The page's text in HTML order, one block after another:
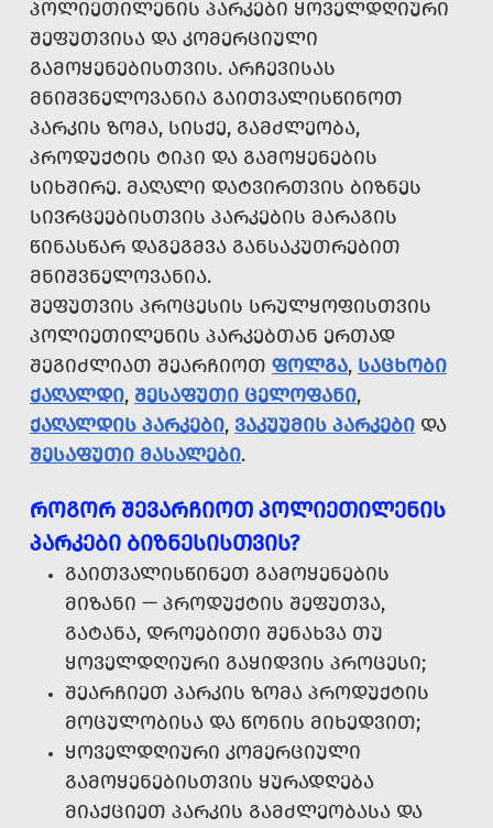
ᲞᲝᲚᲘᲔᲗᲘᲚᲔᲜᲘᲡ ᲞᲐᲠᲙᲔᲑᲘ ᲧᲝᲕᲔᲚᲓᲦᲘᲣᲠᲘ
ᲨᲔᲤᲣᲗᲕᲘᲡᲐ ᲓᲐ ᲙᲝᲛᲔᲠᲪᲘᲣᲚᲘ
ᲒᲐᲛᲝᲧᲔᲜᲔᲑᲘᲡᲗᲕᲘᲡ. ᲐᲠᲩᲔᲕᲘᲡᲐᲡ
ᲛᲜᲘᲨᲕᲜᲔᲚᲝᲕᲐᲜᲘᲐ ᲒᲐᲘᲗᲕᲐᲚᲘᲡᲬᲘᲜᲝᲗ
ᲞᲐᲠᲙᲘᲡ ᲖᲝᲛᲐ, ᲡᲘᲡᲥᲔ, ᲒᲐᲛᲫᲚᲔᲝᲑᲐ,
ᲞᲠᲝᲓᲣᲥᲢᲘᲡ ᲢᲘᲞᲘ ᲓᲐ ᲒᲐᲛᲝᲧᲔᲜᲔᲑᲘᲡ
ᲡᲘᲮᲨᲘᲠᲔ. ᲛᲐᲦᲐᲚᲘ ᲓᲐᲢᲕᲘᲠᲗᲕᲘᲡ ᲑᲘᲖᲜᲔᲡ
ᲡᲘᲕᲠᲪᲔᲔᲑᲘᲡᲗᲕᲘᲡ ᲞᲐᲠᲙᲔᲑᲘᲡ ᲛᲐᲠᲐᲒᲘᲡ
ᲬᲘᲜᲐᲡᲬᲐᲠ ᲓᲐᲒᲔᲒᲛᲕᲐ ᲒᲐᲜᲡᲐᲙᲣᲗᲠᲔᲑᲘᲗ
ᲛᲜᲘᲨᲕᲜᲔᲚᲝᲕᲐᲜᲘᲐ.
ᲨᲔᲤᲣᲗᲕᲘᲡ ᲞᲠᲝᲪᲔᲡᲘᲡ ᲡᲠᲣᲚᲧᲝᲤᲘᲡᲗᲕᲘᲡ
ᲞᲝᲚᲘᲔᲗᲘᲚᲔᲜᲘᲡ ᲞᲐᲠᲙᲔᲑᲗᲐᲜ ᲔᲠᲗᲐᲓ
ᲨᲔᲒᲘᲫᲚᲘᲐᲗ ᲨᲔᲐᲠᲩᲘᲝᲗ ᲤᲝᲚᲒᲐ, ᲡᲐᲪᲮᲝᲑᲘ
ᲥᲐᲦᲐᲚᲓᲘ, ᲨᲔᲡᲐᲤᲣᲗᲘ ᲪᲔᲚᲝᲤᲐᲜᲘ,
ᲥᲐᲦᲐᲚᲓᲘᲡ ᲞᲐᲠᲙᲔᲑᲘ, ᲕᲐᲙᲣᲣᲛᲘᲡ ᲞᲐᲠᲙᲔᲑᲘ ᲓᲐ
ᲨᲔᲡᲐᲤᲣᲗᲘ ᲛᲐᲡᲐᲚᲔᲑᲘ.
ᲠᲝᲒᲝᲠ ᲨᲔᲕᲐᲠᲩᲘᲝᲗ ᲞᲝᲚᲘᲔᲗᲘᲚᲔᲜᲘᲡ
ᲞᲐᲠᲙᲔᲑᲘ ᲑᲘᲖᲜᲔᲡᲘᲡᲗᲕᲘᲡ?
ᲒᲐᲘᲗᲕᲐᲚᲘᲡᲬᲘᲜᲔᲗ ᲒᲐᲛᲝᲧᲔᲜᲔᲑᲘᲡ
ᲛᲘᲖᲐᲜᲘ — ᲞᲠᲝᲓᲣᲥᲢᲘᲡ ᲨᲔᲤᲣᲗᲕᲐ,
ᲒᲐᲢᲐᲜᲐ, ᲓᲠᲝᲔᲑᲘᲗᲘ ᲨᲔᲜᲐᲮᲕᲐ ᲗᲣ
ᲧᲝᲕᲔᲚᲓᲦᲘᲣᲠᲘ ᲒᲐᲧᲘᲓᲕᲘᲡ ᲞᲠᲝᲪᲔᲡᲘ;
ᲨᲔᲐᲠᲩᲘᲔᲗ ᲞᲐᲠᲙᲘᲡ ᲖᲝᲛᲐ ᲞᲠᲝᲓᲣᲥᲢᲘᲡ
ᲛᲝᲪᲣᲚᲝᲑᲘᲡᲐ ᲓᲐ ᲬᲝᲜᲘᲡ ᲛᲘᲮᲔᲓᲕᲘᲗ;
ᲧᲝᲕᲔᲚᲓᲦᲘᲣᲠᲘ ᲙᲝᲛᲔᲠᲪᲘᲣᲚᲘ
ᲒᲐᲛᲝᲧᲔᲜᲔᲑᲘᲡᲗᲕᲘᲡ ᲧᲣᲠᲐᲓᲦᲔᲑᲐ
ᲛᲘᲐᲥᲪᲘᲔᲗ ᲞᲐᲠᲙᲘᲡ ᲒᲐᲛᲫᲚᲔᲝᲑᲐᲡᲐ ᲓᲐ